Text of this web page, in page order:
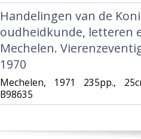
‎Handelingen van de
oudheidkunde, letteren
Mechelen.
1970‎
‎Mechelen, 1971 235pp.,
B98635‎